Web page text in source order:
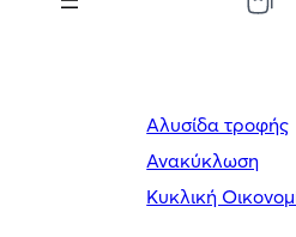
Αλυσίδα τροφής
Ανακύκλωση
Κυκλική